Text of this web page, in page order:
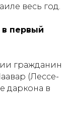
весь год.
в первый
гражданин
(Лессе-
даркона в